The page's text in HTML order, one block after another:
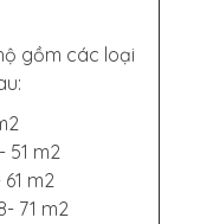
gồm các loại
51 m2
m2
71 m2